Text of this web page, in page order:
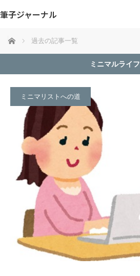
筆子ジャーナル
ホーム 過去の記事一覧
ミニマルライフ
ミニマリストへの道